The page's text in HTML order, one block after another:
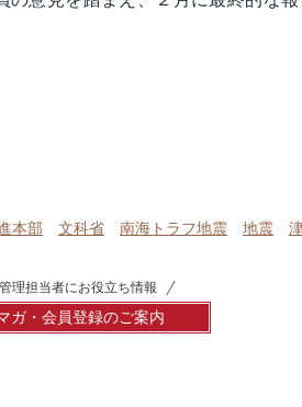
本部 文科省 南海トラフ地震 地震
理担当者にお役立ち情報
ガ・会員登録のご案内